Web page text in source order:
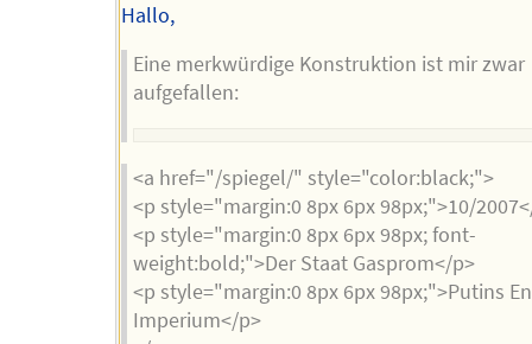
Hallo,
Eine merkwürdige Konstruktion ist mir zwar
aufgefallen:
<a href="/spiegel/" style="color:black;">
<p style="margin:0 8px 6px 98px;">10/
<p style="margin:0 8px 6px 98px; font-
weight:bold;">Der Staat Gasprom</p>
<p style="margin:0 8px 6px 98px;">Putins
Imperium</p>